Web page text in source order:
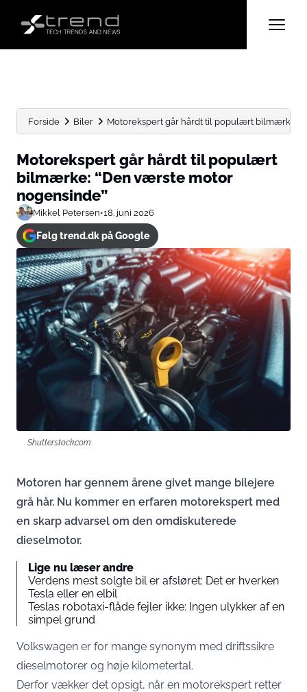
Forside Biler Motorekspert går hårdt til populært bilmærke:
Motorekspert går hårdt til populært
bilmærke: “Den værste motor
nogensinde”
Mikkel Petersen•18. juni 2026
Følg trend.dk på Google
Shutterstock.com
Motoren har gennem årene givet mange bilejere
grå hår. Nu kommer en erfaren motorekspert med
en skarp advarsel om den omdiskuterede
dieselmotor.
Lige nu læser andre
Verdens mest solgte bil er afsløret: Det er hverken
Tesla eller en elbil
Teslas robotaxi-flåde fejler ikke: Ingen ulykker af en
simpel grund
Volkswagen er for mange synonym med driftssikre
dieselmotorer og høje kilometertal.
Derfor vækker det opsigt, når en motorekspert retter